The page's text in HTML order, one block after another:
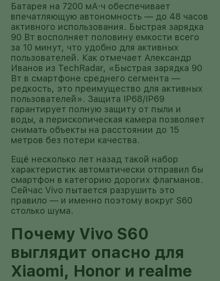
Батарея на 7200 мА·ч обеспечивает
впечатляющую автономность — до 48 часов
активного использования. Быстрая зарядка
90 Вт восполняет половину емкости всего
за 10 минут, что удобно для активных
пользователей. Как отмечает Александр
Иванов из TechRadar, «Быстрая зарядка 90
Вт в смартфоне среднего сегмента —
редкость, это преимущество для активных
пользователей». Защита IP68/IP69
гарантирует полную защиту от пыли и
воды, а перископическая камера позволяет
снимать объекты на расстоянии до 15
метров без потери качества.
Ещё несколько лет назад такой набор
характеристик автоматически отправил бы
смартфон в категорию дорогих флагманов.
Сейчас Vivo пытается разрушить это
правило — и именно поэтому вокруг S60
столько шума.
Почему Vivo S60
выглядит опасно для
Xiaomi, Honor и realme